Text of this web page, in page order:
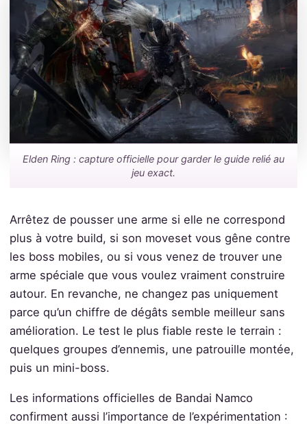
Elden Ring : capture officielle pour garder le guide relié au
jeu exact.
Arrêtez de pousser une arme si elle ne correspond
plus à votre build, si son moveset vous gêne contre
les boss mobiles, ou si vous venez de trouver une
arme spéciale que vous voulez vraiment construire
autour. En revanche, ne changez pas uniquement
parce qu’un chiffre de dégâts semble meilleur sans
amélioration. Le test le plus fiable reste le terrain :
quelques groupes d’ennemis, une patrouille montée,
puis un mini-boss.
Les informations officielles de Bandai Namco
confirment aussi l’importance de l’expérimentation :